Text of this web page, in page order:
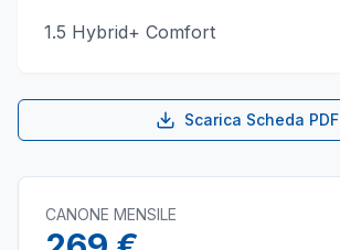
1.5 Hybrid+ Comfort
Scarica Scheda PDF
CANONE MENSILE